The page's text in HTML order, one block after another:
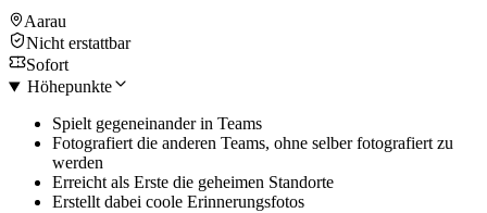
Aarau
Nicht erstattbar
Sofort
Höhepunkte
Spielt gegeneinander in Teams
Fotografiert die anderen Teams, ohne selber fotografiert zu
werden
Erreicht als Erste die geheimen Standorte
Erstellt dabei coole Erinnerungsfotos